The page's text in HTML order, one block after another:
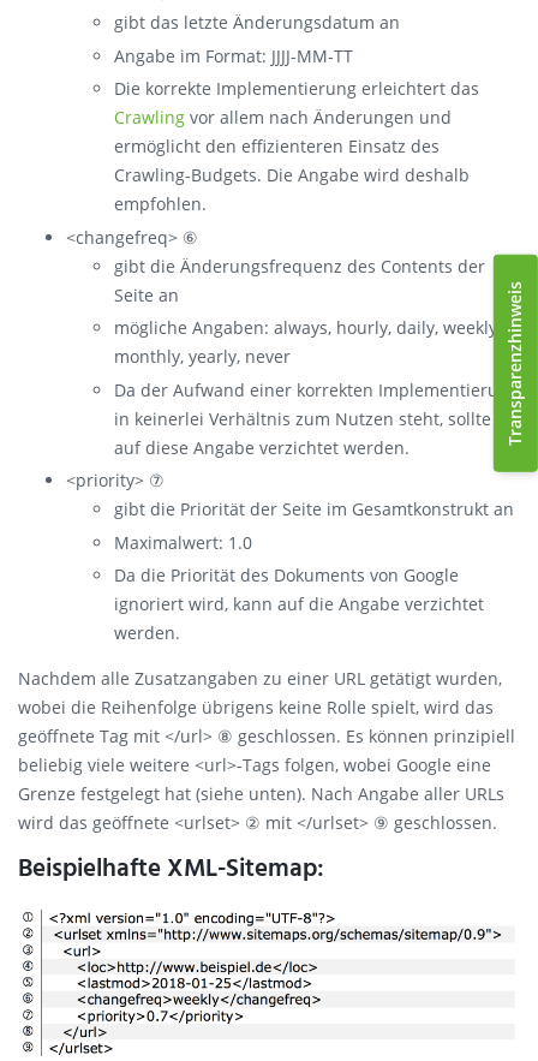
gibt das letzte Änderungsdatum an
Angabe im Format: JJJJ-MM-TT
Die korrekte Implementierung erleichtert das
Crawling vor allem nach Änderungen und
ermöglicht den effizienteren Einsatz des
Crawling-Budgets. Die Angabe wird deshalb
empfohlen.
<changefreq> ⑥
gibt die Änderungsfrequenz des Contents der
Seite an
mögliche Angaben: always, hourly, daily, weekly,
monthly, yearly, never
Da der Aufwand einer korrekten Implementierung
in keinerlei Verhältnis zum Nutzen steht, sollte
auf diese Angabe verzichtet werden.
<priority> ⑦
gibt die Priorität der Seite im Gesamtkonstrukt an
Maximalwert: 1.0
Da die Priorität des Dokuments von Google
ignoriert wird, kann auf die Angabe verzichtet
werden.
Nachdem alle Zusatzangaben zu einer URL getätigt wurden,
wobei die Reihenfolge übrigens keine Rolle spielt, wird das
geöffnete Tag mit </url> ⑧ geschlossen. Es können prinzipiell
beliebig viele weitere <url>-Tags folgen, wobei Google eine
Grenze festgelegt hat (siehe unten). Nach Angabe aller URLs
wird das geöffnete <urlset> ② mit </urlset> ⑨ geschlossen.
Beispielhafte XML-Sitemap:
Transparenzhinweis